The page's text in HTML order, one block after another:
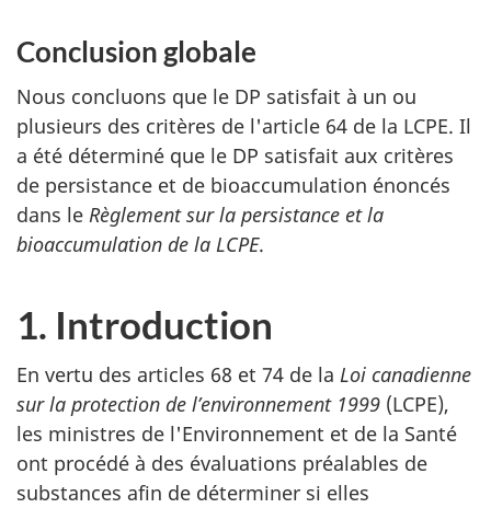
Conclusion globale
Nous concluons que le DP satisfait à un ou
plusieurs des critères de l'article 64 de la LCPE. Il
a été déterminé que le DP satisfait aux critères
de persistance et de bioaccumulation énoncés
dans le Règlement sur la persistance et la
bioaccumulation de la LCPE.
1. Introduction
En vertu des articles 68 et 74 de la Loi canadienne
sur la protection de l’environnement 1999 (LCPE),
les ministres de l'Environnement et de la Santé
ont procédé à des évaluations préalables de
substances afin de déterminer si elles